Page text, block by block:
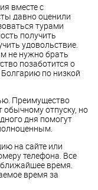
вместе с
давно оценили
турами
получить
удовольствие.
не нужно брать
позаботится о
по низкой
Преимущество
обычному отпуску, но
дня помогут
на сайте или
телефона. Все
время.
время за